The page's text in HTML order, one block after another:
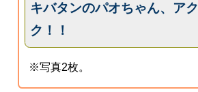
キバタンのパオちゃん、ア
ク！！
※写真2枚。